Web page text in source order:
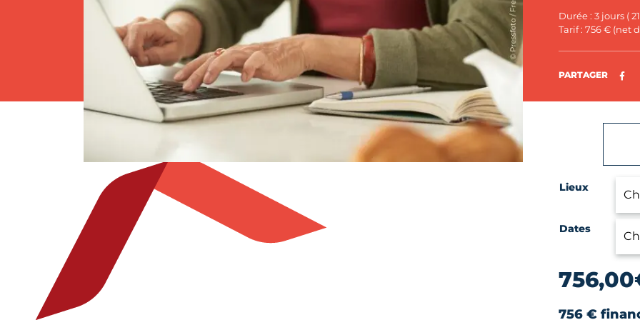
Durée : 3 jours (
Tarif : 756 € (net
PARTAGER
Lieux
Dates
756,00
756 €